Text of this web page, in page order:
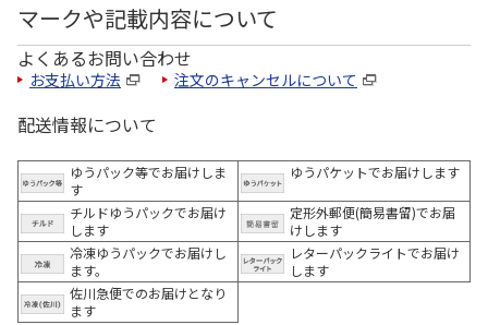
マークや記載内容について
よくあるお問い合わせ
お支払い方法 注文のキャンセルについて
配送情報について
ゆうパック等でお届けしま
す
ゆうパケットでお届けします
チルドゆうパックでお届け
します
定形外郵便(簡易書留)でお届
けします
冷凍ゆうパックでお届けし
ます。
レターパックライトでお届け
します
佐川急便でのお届けとなり
ます